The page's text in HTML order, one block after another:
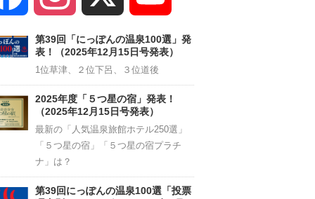
Channel
第39回「にっぽんの温泉100選」発
表！（2025年12月15日号発表）
1位草津、２位下呂、３位道後
2025年度「５つ星の宿」発表！
（2025年12月15日号発表）
最新の「人気温泉旅館ホテル250選」
「５つ星の宿」「５つ星の宿プラチ
ナ」は？
第39回にっぽんの温泉100選「投票